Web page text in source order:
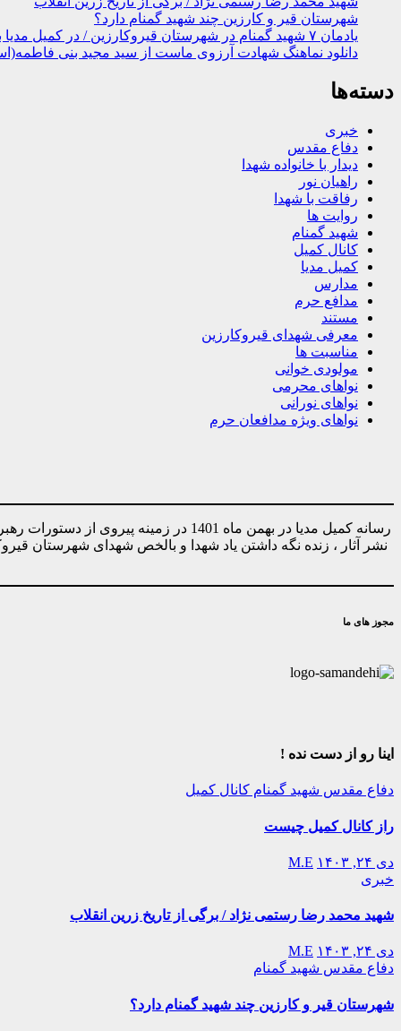
شهرستان قیر و کارزین چند شهید گمنام دارد؟
یادمان ۷ شهید گمنام در شهرستان قیروکارزین / در کمیل مدیا ببینید
دانلود نماهنگ شهادت آرزوی ماست از سید مجید بنی
دسته‌ها
خبری
دفاع مقدس
دیدار با خانواده شهدا
راهیان نور
رفاقت با شهدا
روایت ها
شهید گمنام
کانال کمیل
کمیل مدیا
مدارس
مدافع حرم
مستند
معرفی شهدای قیروکارزین
مناسبت ها
مولودی خوانی
نواهای محرمی
نواهای نورانی
نواهای ویژه مدافعان حرم
رسانه کمیل مدیا در بهمن ماه 1401
نشر آثار ، زنده نگه داشتن یاد شهدا و بالخص شهدای شهرستان
مجوز های ما
اینا رو از دست نده !
دفاع مقدس شهید گمنام کانال کمیل
راز کانال کمیل چیست
دی ۲۴, ۱۴۰۳
M.E
خبری
شهید محمد رضا رستمی نژاد / برگی از تاریخ زرین انقلاب
دی ۲۴, ۱۴۰۳
M.E
دفاع مقدس شهید گمنام
شهرستان قیر و کارزین چند شهید گمنام دارد؟